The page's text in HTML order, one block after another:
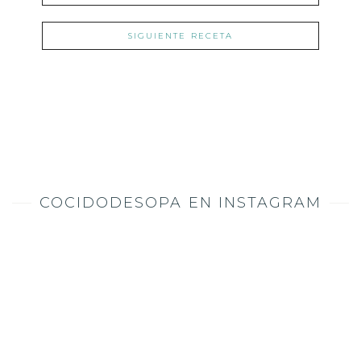
SIGUIENTE RECETA
COCIDODESOPA EN INSTAGRAM